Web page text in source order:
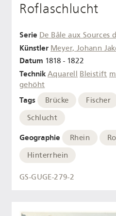
Roflaschlucht
Serie De Bâle aux Sources
Künstler Meyer, Johann
Datum 1818 - 1822
Technik Aquarell Bleistift
gehöht
Tags Brücke Fischer
Schlucht
Geographie Rhein
Hinterrhein
GS-GUGE-279-2